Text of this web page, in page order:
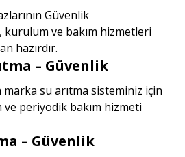
Güvenlik
kurulum ve bakım hizmetleri
hazırdır.
– Güvenlik
marka su arıtma sisteminiz için
periyodik bakım hizmeti
– Güvenlik